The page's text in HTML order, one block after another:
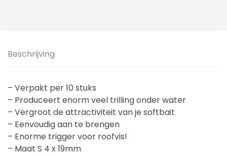
Beschrijving
– Verpakt per 10 stuks
– Produceert enorm veel trilling onder water
– Vergroot de attractiviteit van je softbait
– Eenvoudig aan te brengen
– Enorme trigger voor roofvis!
– Maat S 4 x 19mm